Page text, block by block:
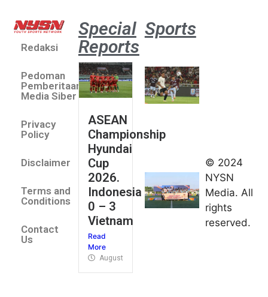
Redaksi
Pedoman
Pemberitaan
Media Siber
Privacy
Policy
Disclaimer
Terms and
Conditions
Contact
Us
Special
Reports
ASEAN
Championship
Hyundai
Cup
2026.
Indonesia
0 – 3
Vietnam
Read
More
August 4, 2026
Sports
umum
Kejurnas
Panahan
Junior di
Kudus
© 2024
NYSN
Media. All
rights
reserved.